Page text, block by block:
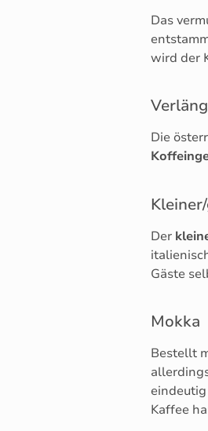
Das
wird der
Die
Der
Gäste
Mokka
Bestellt
Kaffee